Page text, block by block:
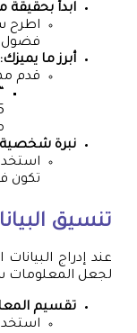
ابدأ بحقيقة
اطرح
فضول
أبرز ما يميزك:
قدم
نبرة
تكون
تنسيق
عند إدراج
لجعل المعلومات
تقسيم